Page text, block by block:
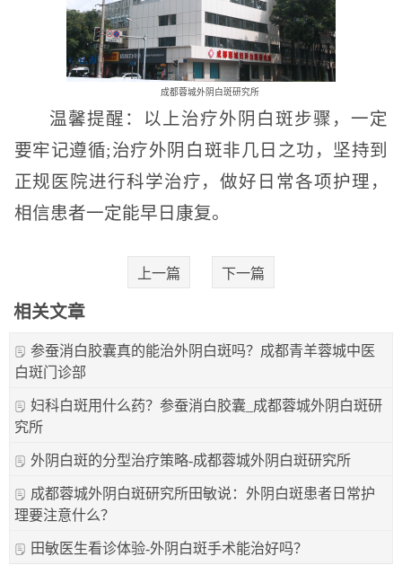
成都蓉城外阴白斑研究所
温馨提醒：以上治疗外阴白斑步骤，一定
要牢记遵循;治疗外阴白斑非几日之功，坚持到
正规医院进行科学治疗，做好日常各项护理，
相信患者一定能早日康复。
上一篇 下一篇
相关文章
参蚕消白胶囊真的能治外阴白斑吗？成都青羊蓉城中医
白斑门诊部
妇科白斑用什么药？参蚕消白胶囊_成都蓉城外阴白斑研
究所
外阴白斑的分型治疗策略-成都蓉城外阴白斑研究所
成都蓉城外阴白斑研究所田敏说：外阴白斑患者日常护
理要注意什么？
田敏医生看诊体验-外阴白斑手术能治好吗？